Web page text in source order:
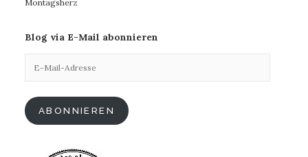
Montagsherz
Blog via E-Mail abonnieren
Mail-
ABONNIEREN